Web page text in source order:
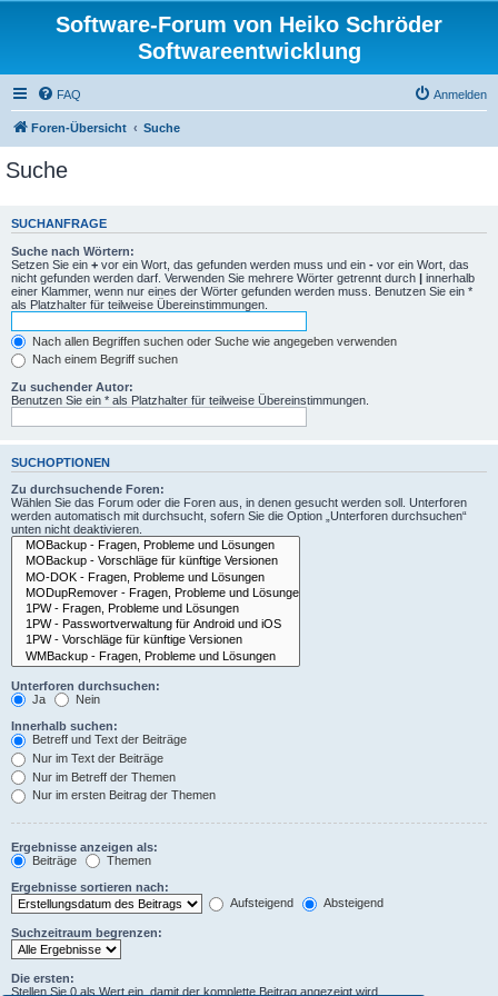
Software-Forum von Heiko Schröder
Softwareentwicklung
FAQ Anmelden
Foren-Übersicht Suche
Suche
SUCHANFRAGE
Suche nach Wörtern:
Setzen Sie ein + vor ein Wort, das gefunden werden muss und ein - vor ein Wort, das
nicht gefunden werden darf. Verwenden Sie mehrere Wörter getrennt durch | innerhalb
einer Klammer, wenn nur eines der Wörter gefunden werden muss. Benutzen Sie ein *
als Platzhalter für teilweise Übereinstimmungen.
Nach allen Begriffen suchen oder Suche wie angegeben verwenden
Nach einem Begriff suchen
Zu suchender Autor:
Benutzen Sie ein * als Platzhalter für teilweise Übereinstimmungen.
SUCHOPTIONEN
Zu durchsuchende Foren:
Wählen Sie das Forum oder die Foren aus, in denen gesucht werden soll. Unterforen
werden automatisch mit durchsucht, sofern Sie die Option „Unterforen durchsuchen“
unten nicht deaktivieren.
Unterforen durchsuchen:
Ja
Nein
Innerhalb suchen:
Betreff und Text der Beiträge
Nur im Text der Beiträge
Nur im Betreff der Themen
Nur im ersten Beitrag der Themen
Ergebnisse anzeigen als:
Beiträge
Themen
Ergebnisse sortieren nach:
Aufsteigend
Absteigend
Suchzeitraum begrenzen:
Die ersten:
Stellen Sie 0 als Wert ein, damit der komplette Beitrag angezeigt wird.